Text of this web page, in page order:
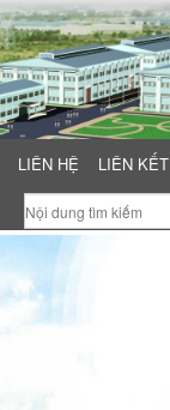
LIÊN HỆ LIÊN KẾT